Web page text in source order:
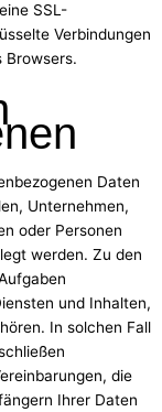
SSL-
Verbindungen
Browsers.
Daten
Unternehmen,
oder Personen
werden. Zu den
und Inhalten,
In solchen Fall
die
Ihrer Daten